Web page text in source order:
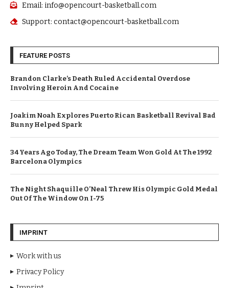
Email: info@opencourt-basketball.com
Support: contact@opencourt-basketball.com
FEATURE POSTS
Brandon Clarke’s Death Ruled Accidental Overdose
Involving Heroin And Cocaine
Joakim Noah Explores Puerto Rican Basketball Revival Bad
Bunny Helped Spark
34 Years Ago Today, The Dream Team Won Gold At The 1992
Barcelona Olympics
The Night Shaquille O’Neal Threw His Olympic Gold Medal
Out Of The Window On I-75
IMPRINT
Work with us
Privacy Policy